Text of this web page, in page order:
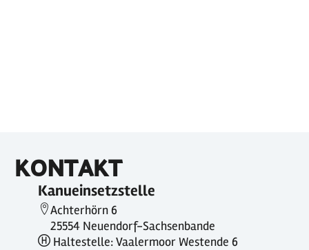
KONTAKT
Kanueinsetzstelle
Achterhörn 6
25554 Neuendorf-Sachsenbande
Haltestelle: Vaalermoor Westende 6